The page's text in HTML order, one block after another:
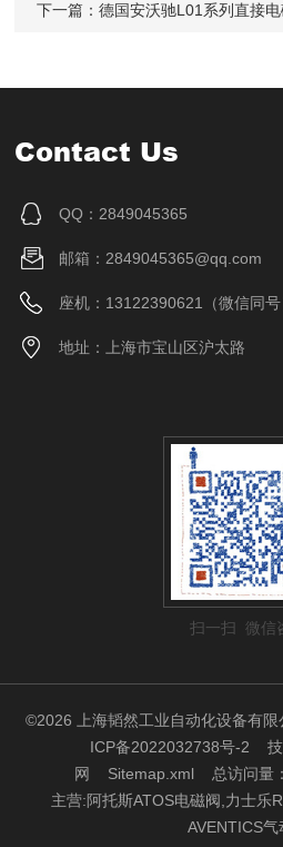
下一篇：德国安沃驰L01系列直接
Contact Us
QQ：2849045365
邮箱：2849045365@qq.com
座机：13122390621（微信同号
地址：上海市宝山区沪太路
扫一扫 微信
©2026 上海韬然工业自动化设备有
ICP备2022032738号-2 技
网
Sitemap.xml 总访问量
主营:阿托斯ATOS电磁阀,力士乐
AVENTICS气